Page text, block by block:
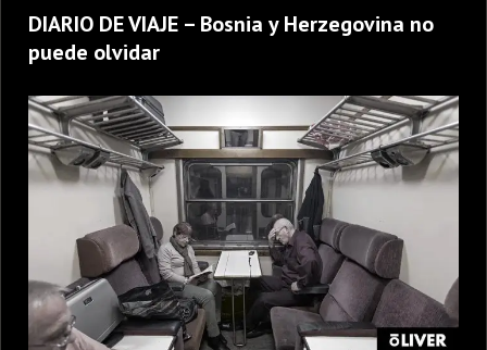
DIARIO DE VIAJE – Bosnia y Herzegovina no
puede olvidar